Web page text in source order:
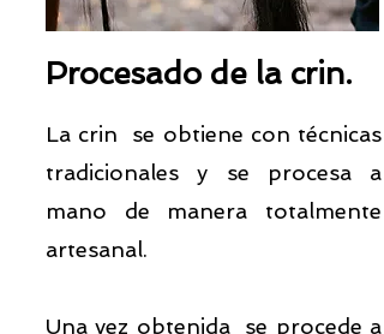
Procesado de la crin.
La crin se obtiene con técnicas
tradicionales y se procesa a
mano de manera totalmente
artesanal.
Una vez obtenida se procede a